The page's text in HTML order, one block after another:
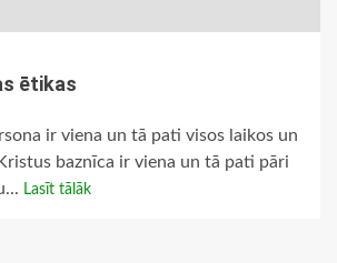
ētikas
ir viena un tā pati visos laikos un
baznīca ir viena un tā pati pāri
Lasīt tālāk